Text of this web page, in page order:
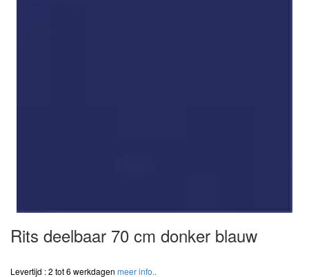
Rits deelbaar 70 cm donker blauw
Levertijd : 2 tot 6 werkdagen meer info..